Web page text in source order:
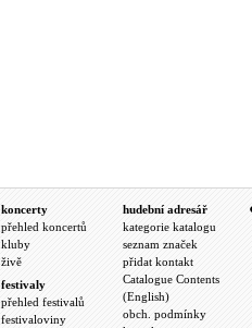
koncerty
přehled koncertů
kluby
živě
festivaly
přehled festivalů
festivaloviny
hudební adresář
kategorie katalogu
seznam značek
přidat kontakt
Catalogue Contents
(English)
obch. podmínky